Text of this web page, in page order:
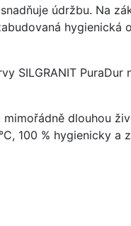
údržbu. Na
hygienická
SILGRANIT PuraDur
mimořádně dlouhou
100 % hygienicky a